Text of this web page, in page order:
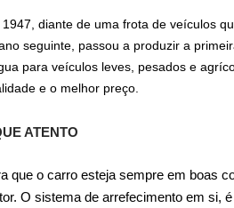
1947, diante de uma frota de veículos
seguinte, passou a produzir a
para veículos leves, pesados e
e o melhor preço.
ATENTO
que o carro esteja sempre em boas
O sistema de arrefecimento em si,